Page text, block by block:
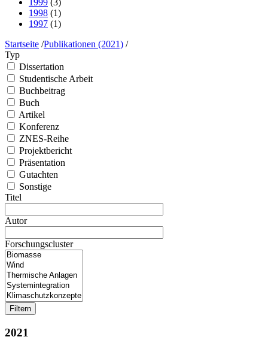
1998 (1)
1997 (1)
Startseite /Publikationen (2021) /
Typ
Dissertation
Studentische Arbeit
Buchbeitrag
Buch
Artikel
Konferenz
ZNES-Reihe
Projektbericht
Präsentation
Gutachten
Sonstige
Titel
Autor
Forschungscluster
2021